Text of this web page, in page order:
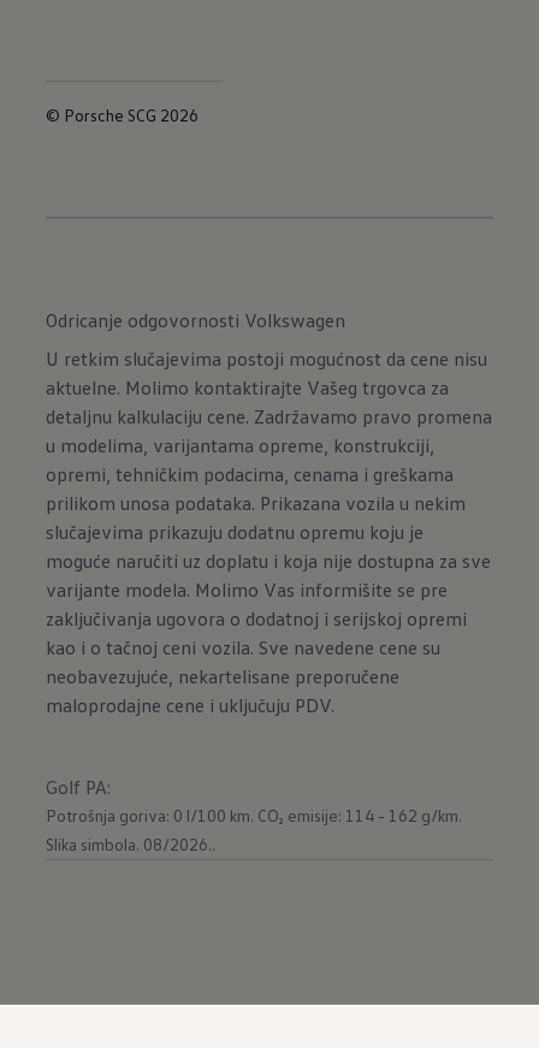
© Porsche SCG 2026
Odricanje odgovornosti Volkswagen
U retkim slučajevima postoji mogućnost da cene nisu
aktuelne. Molimo kontaktirajte Vašeg trgovca za
detaljnu kalkulaciju cene. Zadržavamo pravo promena
u modelima, varijantama opreme, konstrukciji,
opremi, tehničkim podacima, cenama i greškama
prilikom unosa podataka. Prikazana vozila u nekim
slučajevima prikazuju dodatnu opremu koju je
moguće naručiti uz doplatu i koja nije dostupna za sve
varijante modela. Molimo Vas informišite se pre
zaključivanja ugovora o dodatnoj i serijskoj opremi
kao i o tačnoj ceni vozila. Sve navedene cene su
neobavezujuće, nekartelisane preporučene
maloprodajne cene i uključuju PDV.
Golf PA:
Potrošnja goriva: 0 l/100 km. CO₂ emisije: 114 - 162 g/km.
Slika simbola. 08/2026..